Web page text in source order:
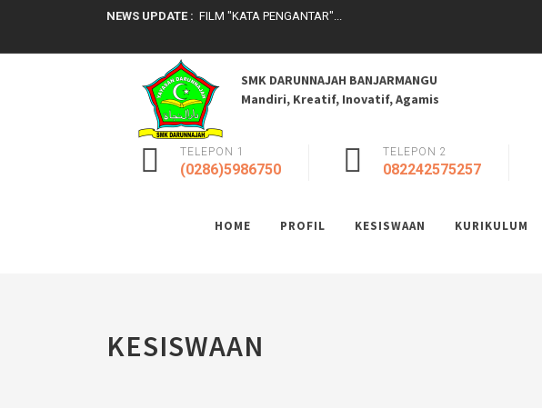
NEWS UPDATE : FILM "KATA PENGANTAR"...
FILM PIRING & LENSA...
Penilaian Kinerja Kepala Sekolah (PKKS)...
Kegiatan JOTA JOTI Kwarcab Banjarnegara 2025: Membuka Aksi,...
SMKDN Terdepan dalam Digitalisasi Manajemen Sekolah...
SMK Darunnajah Banjarmanggu bukan ...
PENGUMUMAN KELULUSAN TA 2025/2026...
FILM "ANGGUN"...
SMK DARUNNAJAH BANJARMANGU
Mandiri, Kreatif, Inovatif, Agamis
TELEPON 1
(0286)5986750
TELEPON 2
082242575257
HOME PROFIL KESISWAAN KURIKULUM
KESISWAAN